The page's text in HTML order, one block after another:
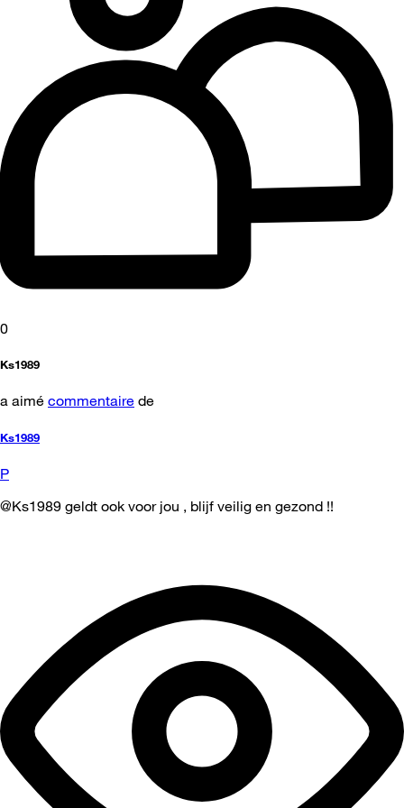
0
Ks1989
a aimé commentaire de
Ks1989
P
@Ks1989 geldt ook voor jou , blijf veilig en gezond !!